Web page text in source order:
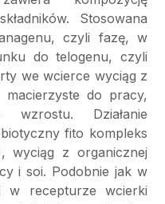
Stosowana
czyli fazę, w
do telogenu, czyli
we wcierce wyciąg z
do pracy,
Działanie
fito kompleks
wyciąg z organicznej
i soi. Podobnie jak w
w recepturze wcierki